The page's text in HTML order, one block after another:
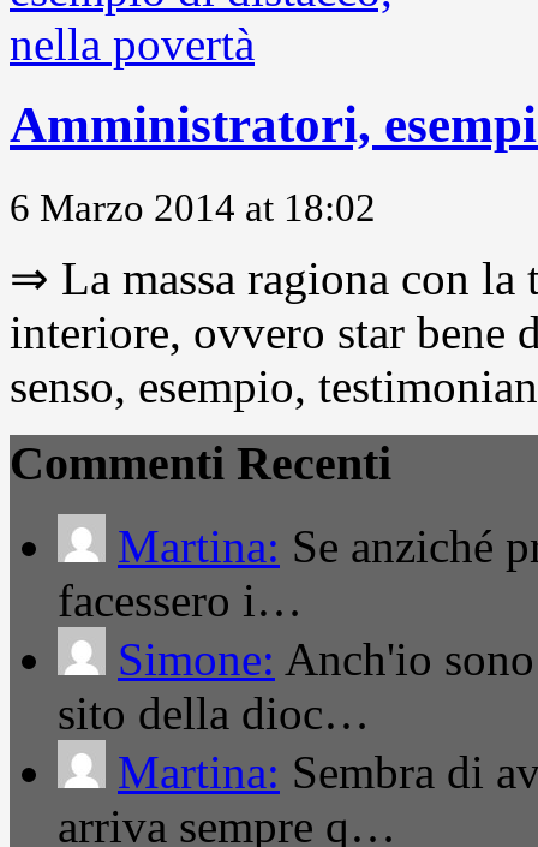
Amministratori,
6 Marzo 2014 at 18:02
⇒ La massa ragiona con
interiore, ovvero star
senso, esempio,
Commenti Recenti
Martina: Se anziché
facessero i…
Simone: Anch'io
sito della dioc…
Martina: Sembra di
arriva sempre q…